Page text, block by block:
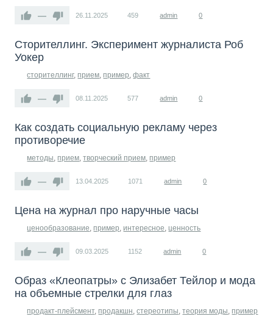
— 26.11.2025 459 admin 0
Сторителлинг. Эксперимент журналиста Роб
Уокер
сторителлинг, прием, пример,факт
— 08.11.2025 577 admin 0
Как создать социальную рекламу через
противоречие
методы, прием,творческий прием, пример
— 13.04.2025 1071 admin 0
Цена на журнал про наручные часы
ценообразование, пример, интересное, ценность
— 09.03.2025 1152 admin 0
Образ «Клеопатры» с Элизабет Тейлор и мода
на объемные стрелки для глаз
продакт-плейсмент, продакшн,стереотипы,теория моды, пример